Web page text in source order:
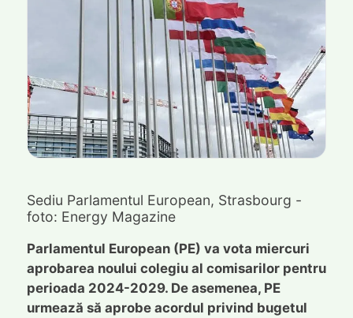
Sediu Parlamentul European, Strasbourg -
foto: Energy Magazine
Parlamentul European (PE) va vota miercuri
aprobarea noului colegiu al comisarilor pentru
perioada 2024-2029. De asemenea, PE
urmează să aprobe acordul privind bugetul